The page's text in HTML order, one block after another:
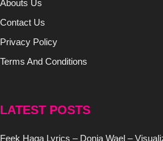
Abouts Us
Contact Us
Privacy Policy
Terms And Conditions
LATEST POSTS
Feek Haga Lyrics – Donia Wael –